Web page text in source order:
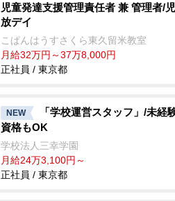
児童発達支援管理責任者 兼 管理者/
放デイ
こぱんはうすさくら東久留米教室
月給32万円～37万8,000円
正社員 / 東京都
NEW
「学校運営スタッフ」/未経
資格もOK
学校法人三幸学園
月給24万3,100円～
正社員 / 東京都